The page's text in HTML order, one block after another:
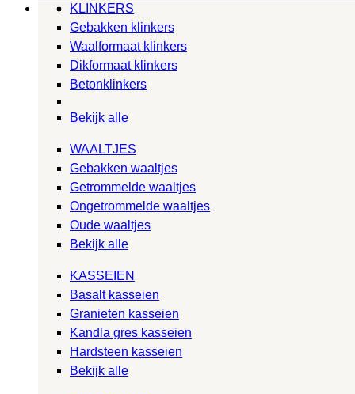
KLINKERS
Gebakken klinkers
Waalformaat klinkers
Dikformaat klinkers
Betonklinkers
Bekijk alle
WAALTJES
Gebakken waaltjes
Getrommelde waaltjes
Ongetrommelde waaltjes
Oude waaltjes
Bekijk alle
KASSEIEN
Basalt kasseien
Granieten kasseien
Kandla gres kasseien
Hardsteen kasseien
Bekijk alle